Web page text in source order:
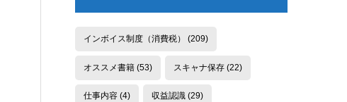
インボイス制度（消費税） (209)
オススメ書籍(53) スキャナ保存(22)
仕事内容(4) 収益認識(29)